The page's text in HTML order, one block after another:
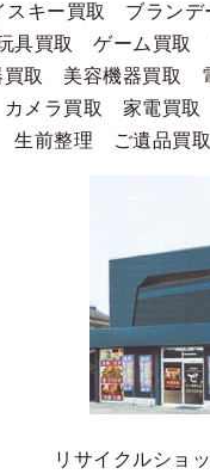
スキー買取 ブラン
具買取 ゲーム買取
買取 美容機器買取
カメラ買取 家電買
生前整理 ご遺品買
リサイクルショ